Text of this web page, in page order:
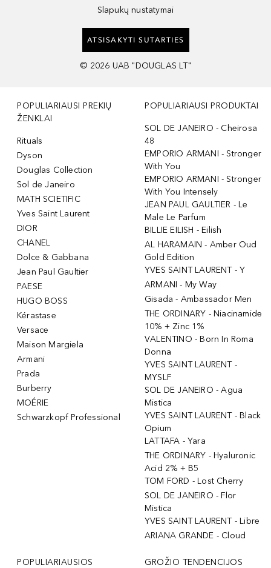
Slapukų nustatymai
ATSISAKYTI SUTARTIES
© 2026 UAB "DOUGLAS LT"
POPULIARIAUSI PREKIŲ
ŽENKLAI
Rituals
Dyson
Douglas Collection
Sol de Janeiro
MATH SCIETIFIC
Yves Saint Laurent
DIOR
CHANEL
Dolce & Gabbana
Jean Paul Gaultier
PAESE
HUGO BOSS
Kérastase
Versace
Maison Margiela
Armani
Prada
Burberry
MOÉRIE
Schwarzkopf Professional
POPULIARIAUSI PRODUKTAI
SOL DE JANEIRO - Cheirosa
48
EMPORIO ARMANI - Stronger
With You
EMPORIO ARMANI - Stronger
With You Intensely
JEAN PAUL GAULTIER - Le
Male Le Parfum
BILLIE EILISH - Eilish
AL HARAMAIN - Amber Oud
Gold Edition
YVES SAINT LAURENT - Y
ARMANI - My Way
Gisada - Ambassador Men
THE ORDINARY - Niacinamide
10% + Zinc 1%
VALENTINO - Born In Roma
Donna
YVES SAINT LAURENT -
MYSLF
SOL DE JANEIRO - Agua
Mistica
YVES SAINT LAURENT - Black
Opium
LATTAFA - Yara
THE ORDINARY - Hyaluronic
Acid 2% + B5
TOM FORD - Lost Cherry
SOL DE JANEIRO - Flor
Mistica
YVES SAINT LAURENT - Libre
ARIANA GRANDE - Cloud
POPULIARIAUSIOS
GROŽIO TENDENCIJOS